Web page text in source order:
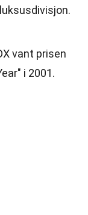
vant prisen
i 2001.